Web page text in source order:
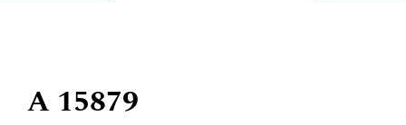
A 15879